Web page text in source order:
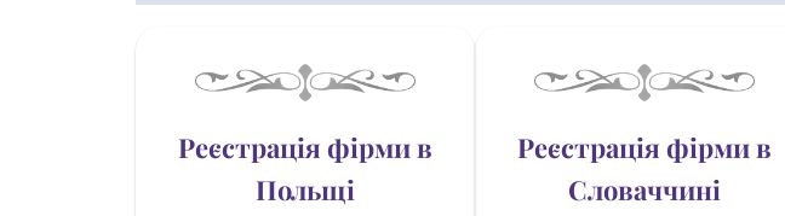
Реєстрація фірми в
Польщі
Реєстрація фірми в
Словаччині